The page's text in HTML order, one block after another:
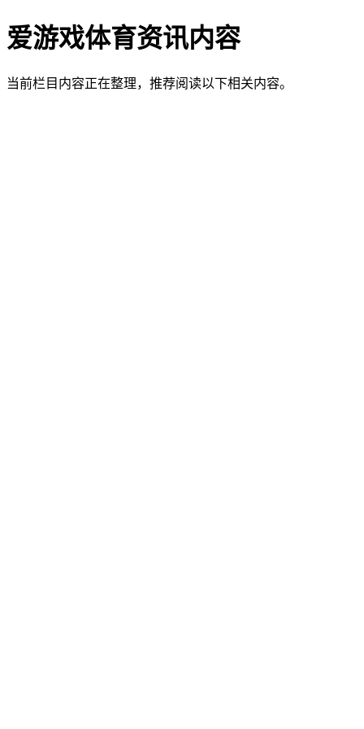
爱游戏体育资讯内容
当前栏目内容正在整理，推荐阅读以下相关内容。